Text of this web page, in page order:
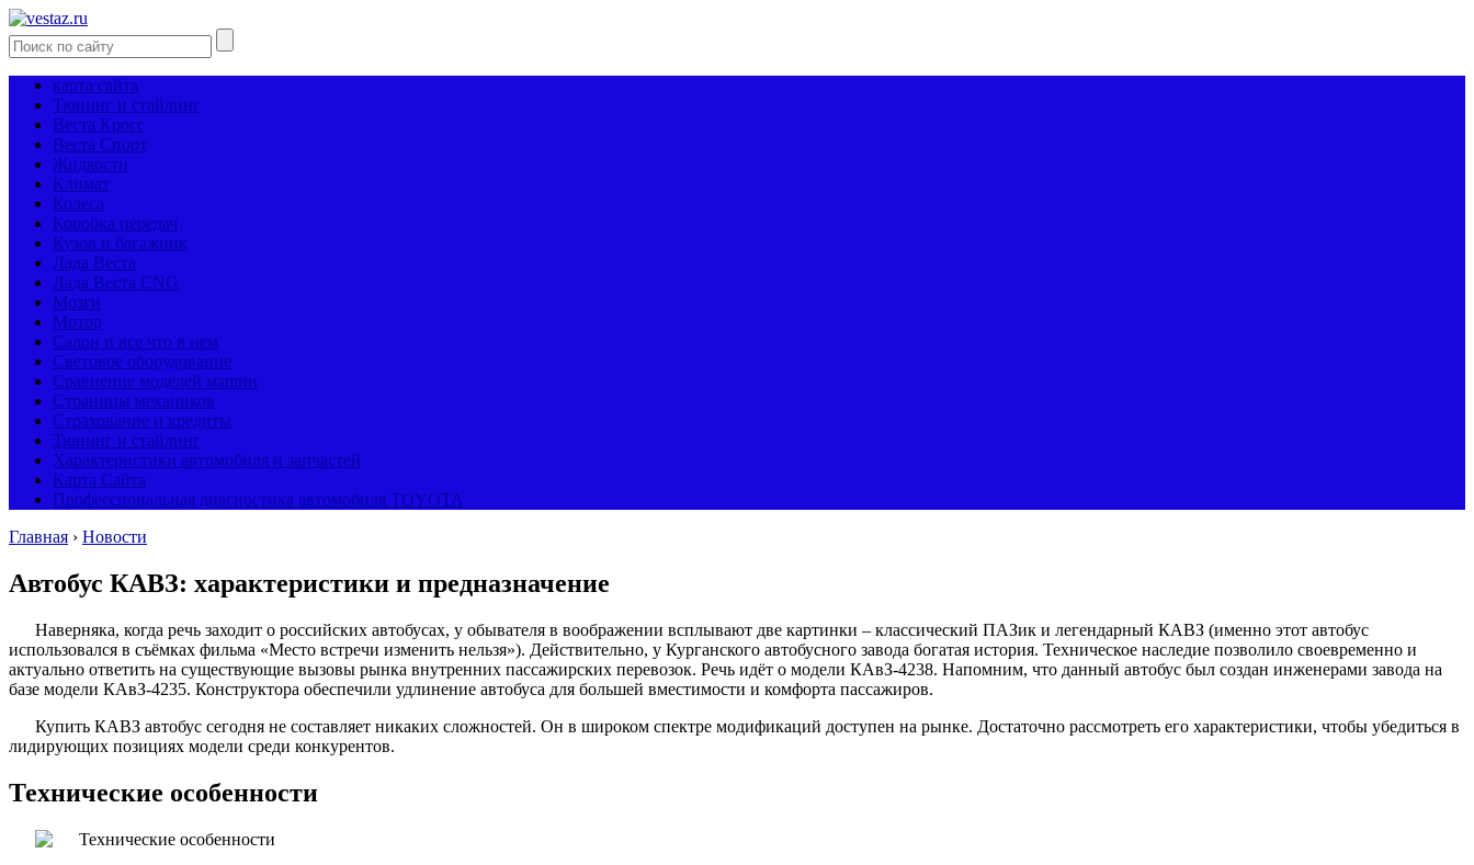
карта сайта
Тюнинг и стайлинг
Веста Кросс
Веста Спорт
Жидкости
Климат
Колеса
Коробка передач
Кузов и багажник
Лада Веста
Лада Веста CNG
Мозги
Мотор
Салон и все что в нем
Световое оборудование
Сравнение моделей машин
Страницы механиков
Страхование и кредиты
Тюнинг и стайлинг
Характеристики автомобиля и запчастей
Карта Сайта
Профессиональная диагностика автомобиля TOYOTA
Главная › Новости
Автобус КАВЗ: характеристики и предназначение
Наверняка, когда речь заходит о российских автобусах, у обывателя в воображении всплывают две картинки – классический ПАЗик и легендарный КАВЗ (именно этот автобус
использовался в съёмках фильма «Место встречи изменить нельзя»). Действительно, у Курганского автобусного завода богатая история. Техническое наследие позволило своевременно и
актуально ответить на существующие вызовы рынка внутренних пассажирских перевозок. Речь идёт о модели КАвЗ-4238. Напомним, что данный автобус был создан инженерами завода на
базе модели КАвЗ-4235. Конструктора обеспечили удлинение автобуса для большей вместимости и комфорта пассажиров.
Купить КАВЗ автобус сегодня не составляет никаких сложностей. Он в широком спектре модификаций доступен на рынке. Достаточно рассмотреть его характеристики, чтобы убедиться в
лидирующих позициях модели среди конкурентов.
Технические особенности